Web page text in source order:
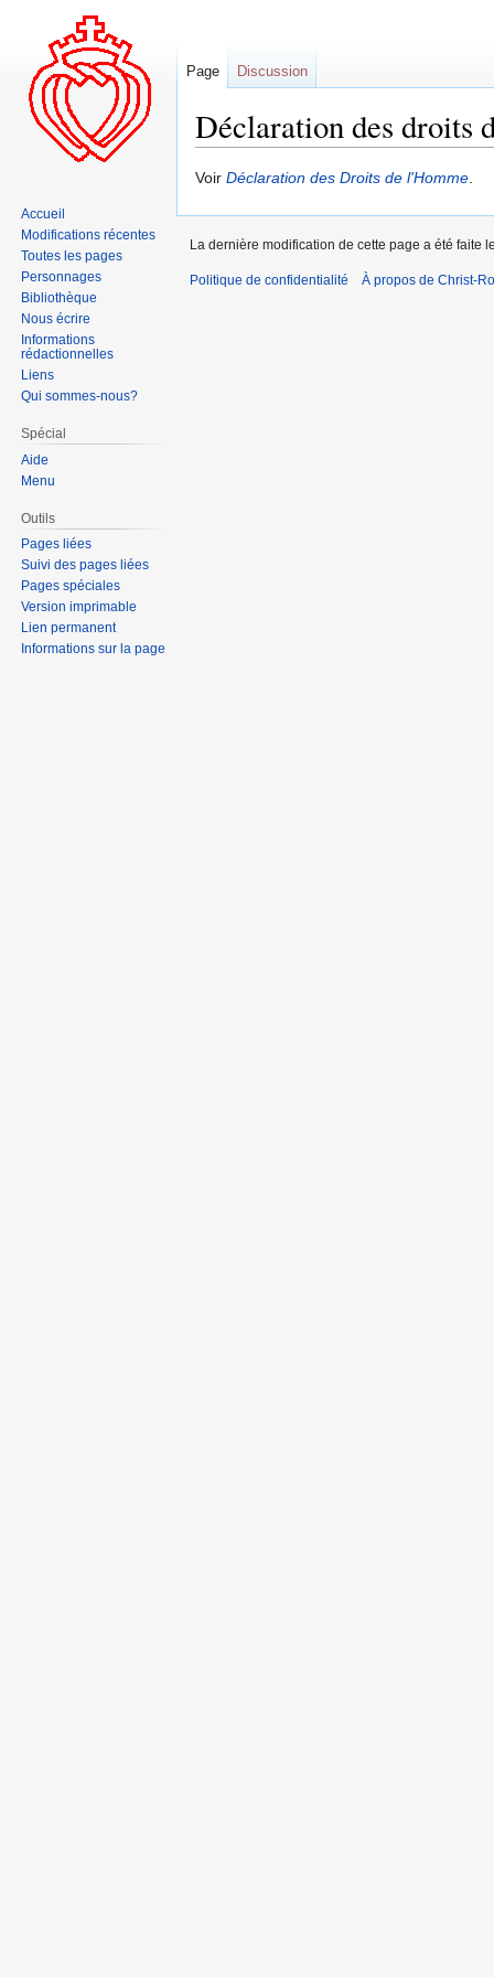
Déclaration des droits
Aller
navigation
Aller
recherche
Voir Déclaration des Droits de l'Homme.
Page Discussion
Accueil
Modifications récentes
Toutes les pages
Personnages
Bibliothèque
Nous écrire
Informations
rédactionnelles
Liens
Qui sommes-nous?
Spécial
Aide
Menu
Outils
Pages liées
Suivi des pages liées
Pages spéciales
Version imprimable
Lien permanent
Informations sur la page
La dernière modification de cette page a été faite
Politique de confidentialité À propos de Christ-